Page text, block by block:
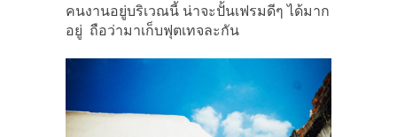
คนงานอยู่บริเวณนี้ น่าจะปั้นเฟรมดีๆ ได้มาก
อยู่ ถือว่ามาเก็บฟุตเทจละกัน